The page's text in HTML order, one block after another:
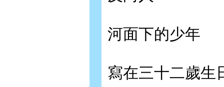
河面下的少年
寫在三十二歲生